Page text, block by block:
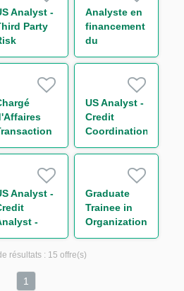
Analyst -
Party
Analyste en
financement
du
commerce
US Analyst -
Credit
Coordination
Analyst -
-
and
Permanent
Graduate
Trainee in
Organization
Department
résultats : 15 offre(s)
1